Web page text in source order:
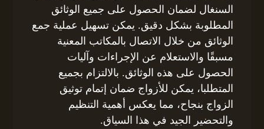
السنغال لضمان الحصول على جميع الوثائق
المطلوبة بشكل دقيق. يمكن تسهيل عملية جمع
الوثائق من خلال الاتصال بالمكاتب المعنية
مسبقًا والاستعلام عن الإجراءات وآليات
الحصول على هذه الوثائق. بالالتزام بجميع
المتطلبا، يمكن للأزواج ضمان إتمام توثيق
الزواج بنجاح، مما يعكس أهمية التنظيم
والتحضير الجيد في هذا السياق.